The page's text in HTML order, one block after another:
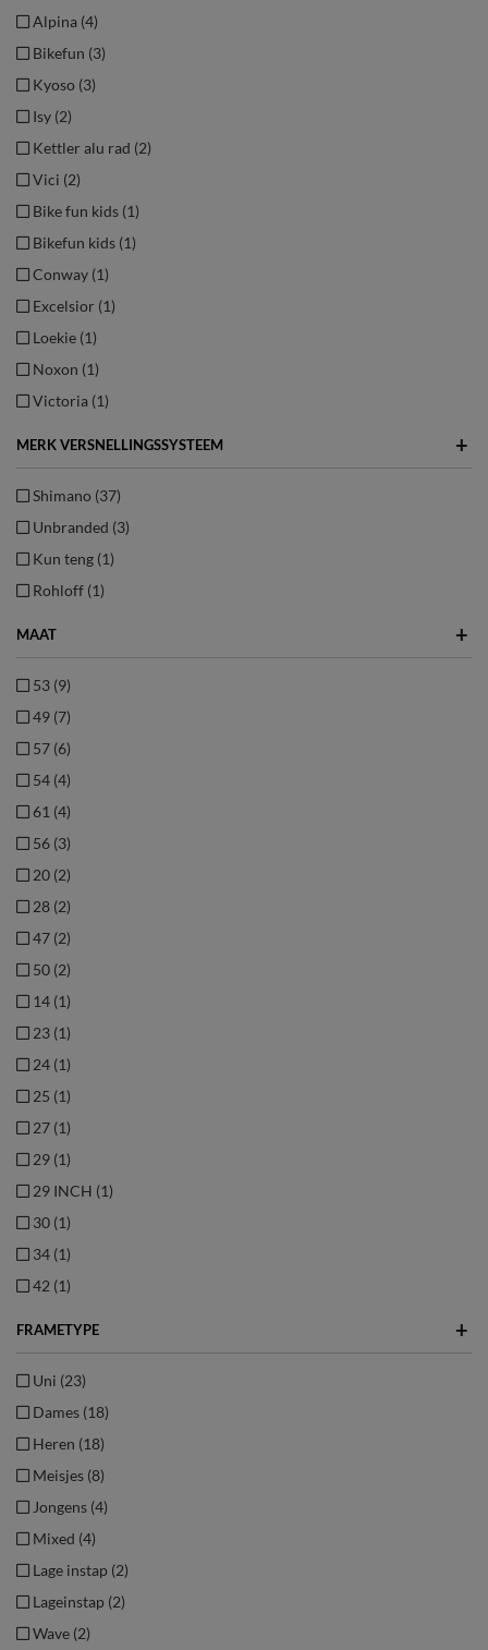
Alpina (4)
Bikefun (3)
Kyoso (3)
Isy (2)
Kettler alu rad (2)
Vici (2)
Bike fun kids (1)
Bikefun kids (1)
Conway (1)
Excelsior (1)
Loekie (1)
Noxon (1)
Victoria (1)
MERK VERSNELLINGSSYSTEEM +
Shimano (37)
Unbranded (3)
Kun teng (1)
Rohloff (1)
MAAT +
53 (9)
49 (7)
57 (6)
54 (4)
61 (4)
56 (3)
20 (2)
28 (2)
47 (2)
50 (2)
14 (1)
23 (1)
24 (1)
25 (1)
27 (1)
29 (1)
29 INCH (1)
30 (1)
34 (1)
42 (1)
FRAMETYPE +
Uni (23)
Dames (18)
Heren (18)
Meisjes (8)
Jongens (4)
Mixed (4)
Lage instap (2)
Lageinstap (2)
Wave (2)